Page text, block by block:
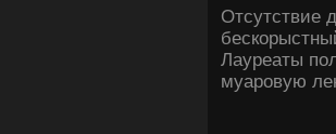
Отсутствие
Лауреаты
муаровую